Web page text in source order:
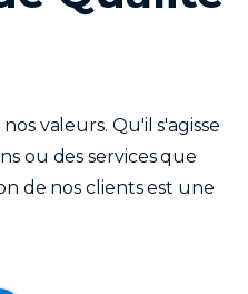
valeurs. Qu'il s'agisse
ou des services que
de nos clients est une